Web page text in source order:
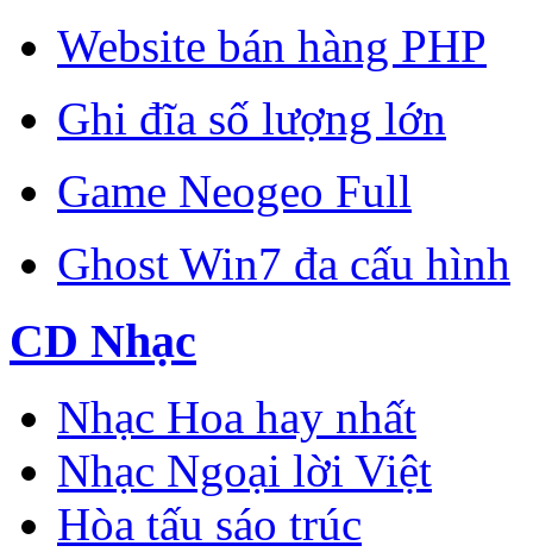
Website bán hàng PHP
Ghi đĩa số lượng lớn
Game Neogeo Full
Ghost Win7 đa cấu hình
CD Nhạc
Nhạc Hoa hay nhất
Nhạc Ngoại lời Việt
Hòa tấu sáo trúc